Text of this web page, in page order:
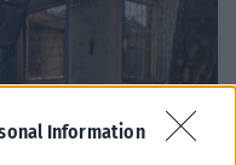
Information